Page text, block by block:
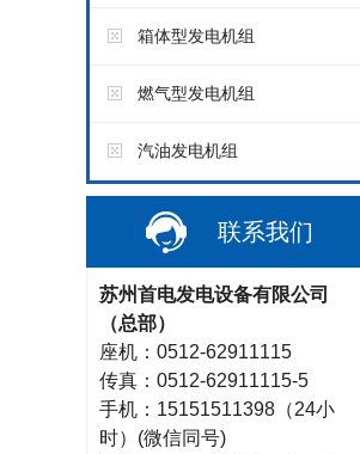
箱体型发电机组
燃气型发电机组
汽油发电机组
联系我们
苏州首电发电设备有限公司
（总部）
座机：0512-62911115
传真：0512-62911115-5
手机：15151511398（24小
时）(微信同号)